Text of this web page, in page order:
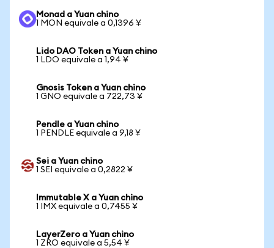
Monad a Yuan chino
1 MON equivale a 0,1396 ¥
Lido DAO Token a Yuan chino
1 LDO equivale a 1,94 ¥
Gnosis Token a Yuan chino
1 GNO equivale a 722,73 ¥
Pendle a Yuan chino
1 PENDLE equivale a 9,18 ¥
Sei a Yuan chino
1 SEI equivale a 0,2822 ¥
Immutable X a Yuan chino
1 IMX equivale a 0,7455 ¥
LayerZero a Yuan chino
1 ZRO equivale a 5,54 ¥